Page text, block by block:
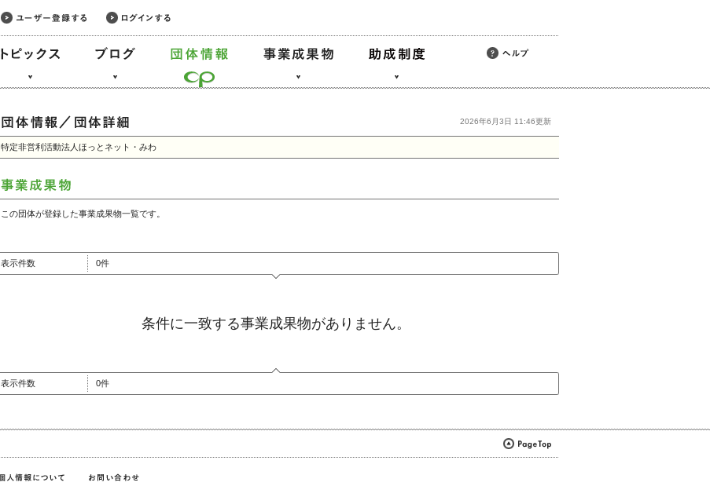
2026年6月3日 11:46更新
特定非営利活動法人ほっとネット・みわ
この団体が登録した事業成果物一覧です。
表示件数 0件
条件に一致する事業成果物がありません。
表示件数 0件